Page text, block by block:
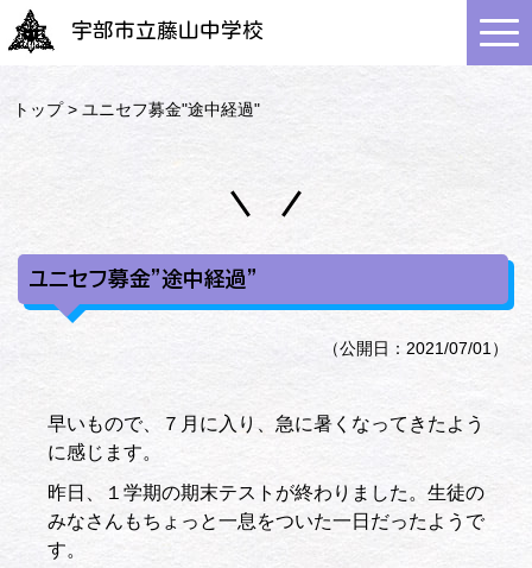
宇部市立藤山中学校
トップ> ユニセフ募金"途中経過"
ユニセフ募金"途中経過"
（公開日：2021/07/01）
早いもので、７月に入り、急に暑くなってきたよう
に感じます。
昨日、１学期の期末テストが終わりました。生徒の
みなさんもちょっと一息をついた一日だったようで
す。